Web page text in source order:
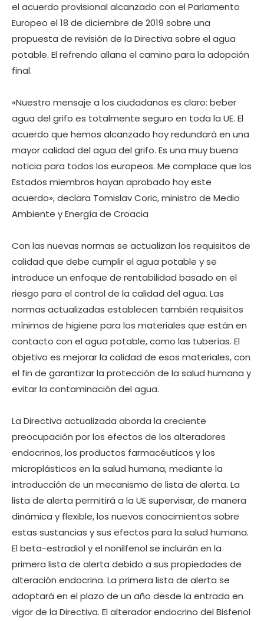
el acuerdo provisional alcanzado con el Parlamento
Europeo el 18 de diciembre de 2019 sobre una
propuesta de revisión de la Directiva sobre el agua
potable. El refrendo allana el camino para la adopción
final.
«Nuestro mensaje a los ciudadanos es claro: beber
agua del grifo es totalmente seguro en toda la UE. El
acuerdo que hemos alcanzado hoy redundará en una
mayor calidad del agua del grifo. Es una muy buena
noticia para todos los europeos. Me complace que los
Estados miembros hayan aprobado hoy este
acuerdo», declara Tomislav Coric, ministro de Medio
Ambiente y Energía de Croacia
Con las nuevas normas se actualizan los requisitos de
calidad que debe cumplir el agua potable y se
introduce un enfoque de rentabilidad basado en el
riesgo para el control de la calidad del agua. Las
normas actualizadas establecen también requisitos
mínimos de higiene para los materiales que están en
contacto con el agua potable, como las tuberías. El
objetivo es mejorar la calidad de esos materiales, con
el fin de garantizar la protección de la salud humana y
evitar la contaminación del agua.
La Directiva actualizada aborda la creciente
preocupación por los efectos de los alteradores
endocrinos, los productos farmacéuticos y los
microplásticos en la salud humana, mediante la
introducción de un mecanismo de lista de alerta. La
lista de alerta permitirá a la UE supervisar, de manera
dinámica y flexible, los nuevos conocimientos sobre
estas sustancias y sus efectos para la salud humana.
El beta-estradiol y el nonilfenol se incluirán en la
primera lista de alerta debido a sus propiedades de
alteración endocrina. La primera lista de alerta se
adoptará en el plazo de un año desde la entrada en
vigor de la Directiva. El alterador endocrino del Bisfenol